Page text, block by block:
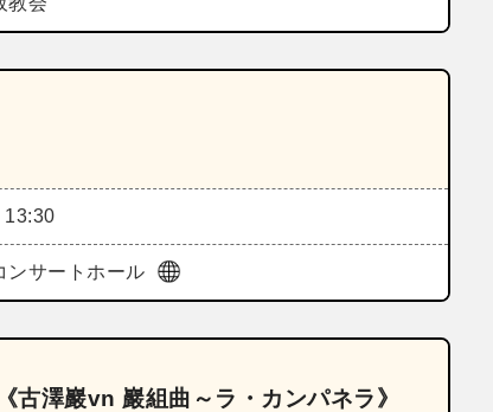
13:30
ンサートホール
古澤巖vn 巖組曲～ラ・カンパネラ》